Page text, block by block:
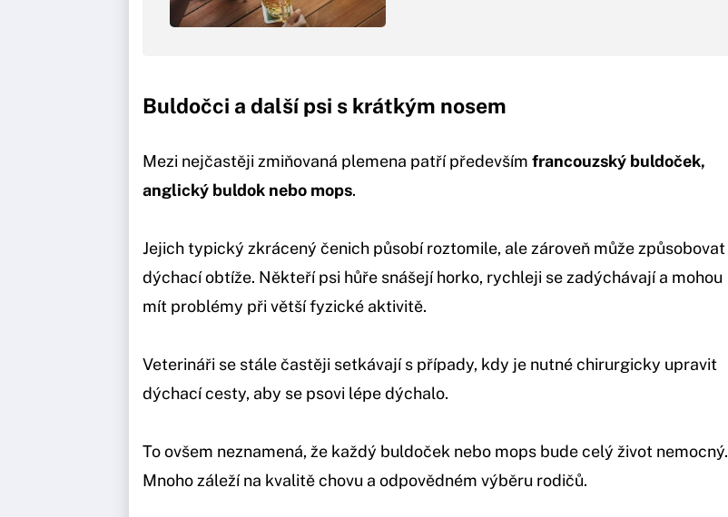
Buldočci a další psi s krátkým nosem
Mezi nejčastěji zmiňovaná plemena patří především francouzský buldoček,
anglický buldok nebo mops.
Jejich typický zkrácený čenich působí roztomile, ale zároveň může způsobovat
dýchací obtíže. Někteří psi hůře snášejí horko, rychleji se zadýchávají a mohou
mít problémy při větší fyzické aktivitě.
Veterináři se stále častěji setkávají s případy, kdy je nutné chirurgicky upravit
dýchací cesty, aby se psovi lépe dýchalo.
To ovšem neznamená, že každý buldoček nebo mops bude celý život nemocný.
Mnoho záleží na kvalitě chovu a odpovědném výběru rodičů.